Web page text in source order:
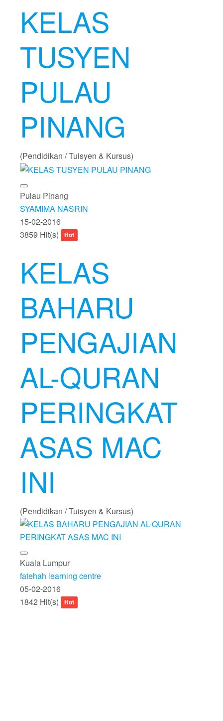
KELAS
TUSYEN
PULAU
PINANG
(Pendidikan / Tuisyen & Kursus)
Pulau Pinang
SYAMIMA NASRIN
15-02-2016
3859 Hit(s)
Hot
KELAS
BAHARU
PENGAJIAN
AL-QURAN
PERINGKAT
ASAS MAC
INI
(Pendidikan / Tuisyen & Kursus)
Kuala Lumpur
fatehah learning centre
05-02-2016
1842 Hit(s)
Hot